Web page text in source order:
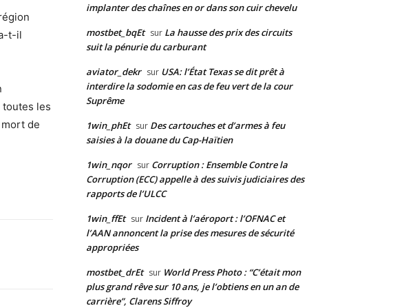
t-il
toutes les
de
implanter des chaînes en or dans son cuir chevelu
mostbet_bqEt sur La hausse des prix des circuits
suit la pénurie du carburant
aviator_dekr sur USA: l’État Texas se dit prêt à
interdire la sodomie en cas de feu vert de la cour
Suprême
1win_phEt sur Des cartouches et d’armes à feu
saisies à la douane du Cap-Haïtien
1win_nqor sur Corruption : Ensemble Contre la
Corruption (ECC) appelle à des suivis judiciaires des
rapports de l’ULCC
1win_ffEt sur Incident à l’aéroport : l’OFNAC et
l’AAN annoncent la prise des mesures de sécurité
appropriées
mostbet_drEt sur World Press Photo : “C’était mon
plus grand rêve sur 10 ans, je l’obtiens en un an de
carrière”, Clarens Siffroy